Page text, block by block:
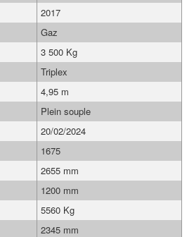
2017
Gaz
3 500 Kg
Triplex
4,95 m
Plein souple
20/02/2024
1675
2655 mm
1200 mm
5560 Kg
2345 mm